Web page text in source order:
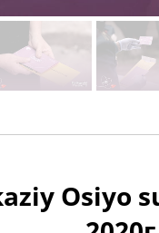
Osiyo